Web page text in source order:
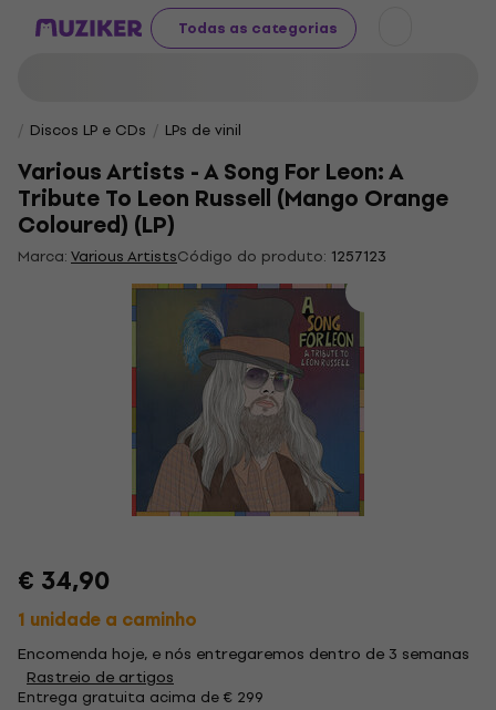
Todas as categorias
Discos LP e CDs LPs de vinil
Various Artists - A Song For Leon: A
Tribute To Leon Russell (Mango Orange
Coloured) (LP)
Marca:Various ArtistsCódigo do produto: 1257123
€ 34,90
1 unidade a caminho
Encomenda hoje, e nós entregaremos dentro de 3 semanas
Rastreio de artigos
Entrega gratuita acima de € 299